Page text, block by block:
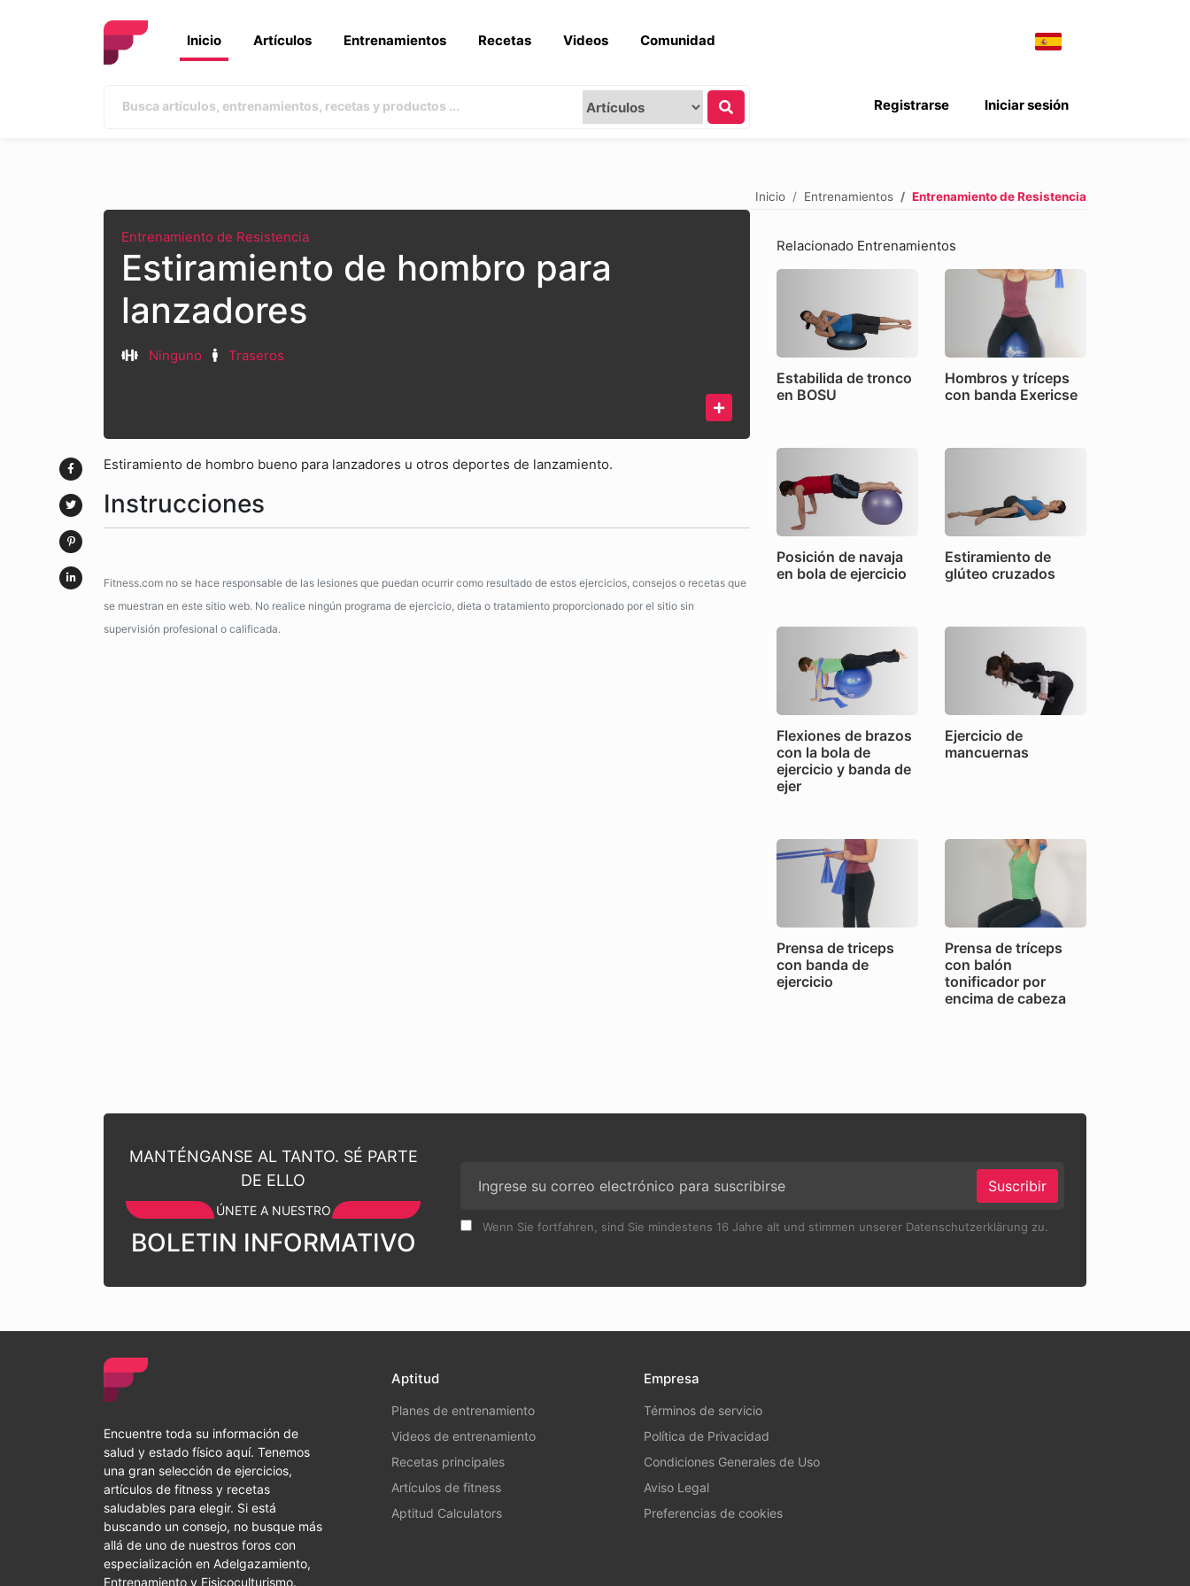
Inicio Artículos Entrenamientos Recetas Videos Comunidad
Iniciar sesión
Registrarse
Inicio Entrenamientos Entrenamiento de Resistencia
Entrenamiento de Resistencia
Estiramiento de hombro para
lanzadores
Ninguno Traseros
Estiramiento de hombro bueno para lanzadores u otros deportes de lanzamiento.
Instrucciones
Fitness.com no se hace responsable de las lesiones que puedan ocurrir como resultado de estos ejercicios, consejos o recetas que
se muestran en este sitio web. No realice ningún programa de ejercicio, dieta o tratamiento proporcionado por el sitio sin
supervisión profesional o calificada.
Relacionado Entrenamientos
Estabilida de tronco
en BOSU
Hombros y tríceps
con banda Exericse
Posición de navaja
en bola de ejercicio
Estiramiento de
glúteo cruzados
Flexiones de brazos
con la bola de
ejercicio y banda de
ejer
Ejercicio de
mancuernas
Prensa de triceps
con banda de
ejercicio
Prensa de tríceps
con balón
tonificador por
encima de cabeza
MANTÉNGANSE AL TANTO. SÉ PARTE
DE ELLO
ÚNETE A NUESTRO
BOLETIN INFORMATIVO
Suscribir
Wenn Sie fortfahren, sind Sie mindestens 16 Jahre alt und stimmen unserer Datenschutzerklärung zu.
Encuentre toda su información de
salud y estado físico aquí. Tenemos
una gran selección de ejercicios,
artículos de fitness y recetas
saludables para elegir. Si está
buscando un consejo, no busque más
allá de uno de nuestros foros con
especialización en Adelgazamiento,
Entrenamiento y Fisicoculturismo.
Aptitud
Planes de entrenamiento
Videos de entrenamiento
Recetas principales
Artículos de fitness
Aptitud Calculators
Empresa
Términos de servicio
Política de Privacidad
Condiciones Generales de Uso
Aviso Legal
Preferencias de cookies